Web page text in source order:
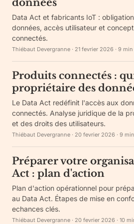
données
Data Act et fabricants IoT :
données, accès utilisateur et
connectés.
Thiébaut Devergranne · 21 fevrier 2026 · 9 min
Produits connectés :
propriétaire des
Le Data Act redéfinit l'accès aux
connectés. Analyse juridique de la
et des droits des utilisateurs.
Thiébaut Devergranne · 20 fevrier 2026 · 9 min
Préparer votre
Act : plan d'action
Plan d'action opérationnel pour
au Data Act. Étapes de mise en
echances clés.
Thiébaut Devergranne · 20 fevrier 2026 · 10